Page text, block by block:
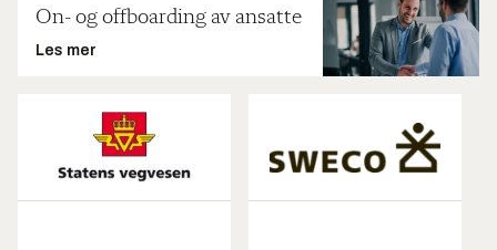
On- og offboarding av ansatte
Les mer